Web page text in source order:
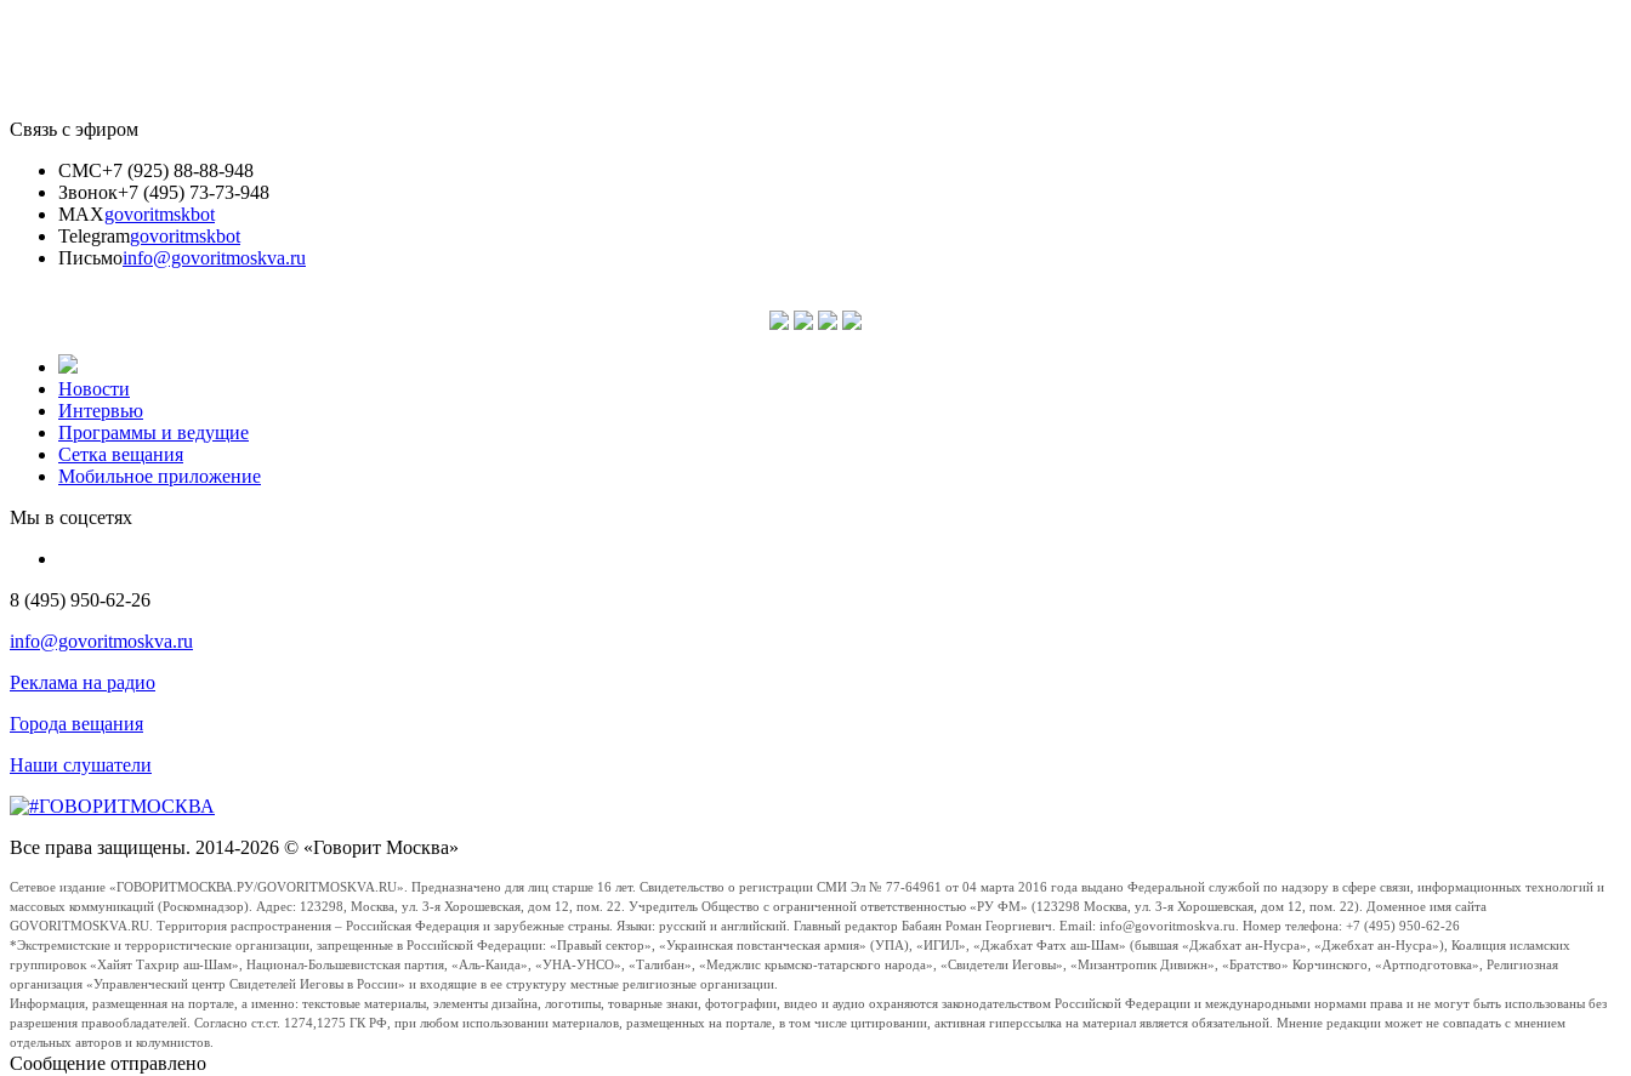
Связь с эфиром
СМС+7 (925) 88-88-948
Звонок+7 (495) 73-73-948
MAXgovoritmskbot
Telegramgovoritmskbot
Письмоinfo@govoritmoskva.ru
Новости
Интервью
Программы и ведущие
Сетка вещания
Мобильное приложение
Мы в соцсетях
8 (495) 950-62-26
info@govoritmoskva.ru
Реклама на радио
Города вещания
Наши слушатели
Все права защищены. 2014-2026 © «Говорит Москва»
Сетевое издание «ГОВОРИТМОСКВА.РУ/GOVORITMOSKVA.RU». Предназначено для лиц старше 16 лет. Свидетельство о регистрации СМИ Эл № 77-64961 от 04 марта 2016 года выдано Федеральной службой по надзору в сфере связи, информационных технологий и
массовых коммуникаций (Роскомнадзор). Адрес: 123298, Москва, ул. 3-я Хорошевская, дом 12, пом. 22. Учредитель Общество с ограниченной ответственностью «РУ ФМ» (123298 Москва, ул. 3-я Хорошевская, дом 12, пом. 22). Доменное имя сайта
GOVORITMOSKVA.RU. Территория распространения – Российская Федерация и зарубежные страны. Языки: русский и английский. Главный редактор Бабаян Роман Георгиевич. Email: info@govoritmoskva.ru. Номер телефона: +7 (495) 950-62-26
*Экстремистские и террористические организации, запрещенные в Российской Федерации: «Правый сектор», «Украинская повстанческая армия» (УПА), «ИГИЛ», «Джабхат Фатх аш-Шам» (бывшая «Джабхат ан-Нусра», «Джебхат ан-Нусра»), Коалиция исламских
группировок «Хайят Тахрир аш-Шам», Национал-Большевистская партия, «Аль-Каида», «УНА-УНСО», «Талибан», «Меджлис крымско-татарского народа», «Свидетели Иеговы», «Мизантропик Дивижн», «Братство» Корчинского, «Артподготовка», Религиозная
организация «Управленческий центр Свидетелей Иеговы в России» и входящие в ее структуру местные религиозные организации.
Информация, размещенная на портале, а именно: текстовые материалы, элементы дизайна, логотипы, товарные знаки, фотографии, видео и аудио охраняются законодательством Российской Федерации и международными нормами права и не могут быть использованы без
разрешения правообладателей. Согласно ст.ст. 1274,1275 ГК РФ, при любом использовании материалов, размещенных на портале, в том числе цитировании, активная гиперссылка на материал является обязательной. Мнение редакции может не совпадать с мнением
отдельных авторов и колумнистов.
Сообщение отправлено